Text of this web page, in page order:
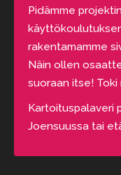
Pidämme
rakentamamme
Näin ollen
suoraan itse! Toki
Kartoituspalaveri
Joensuussa tai